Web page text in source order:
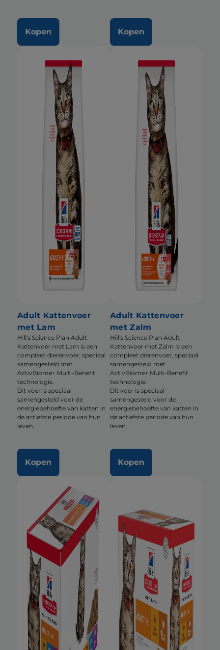
Kopen Kopen
Adult Kattenvoer
met Lam
Hill's Science Plan Adult
Kattenvoer met Lam is een
compleet dierenvoer, speciaal
samengesteld met
ActivBiome+ Multi-Benefit
technologie.
Dit voer is speciaal
samengesteld voor de
energiebehoefte van katten in
de actiefste periode van hun
leven.
Kopen
Adult Kattenvoer
met Zalm
Hill's Science Plan Adult
Kattenvoer met Zalm is een
compleet dierenvoer, speciaal
samengesteld met
ActivBiome+ Multi-Benefit
technologie.
Dit voer is speciaal
samengesteld voor de
energiebehoefte van katten in
de actiefste periode van hun
leven.
Kopen